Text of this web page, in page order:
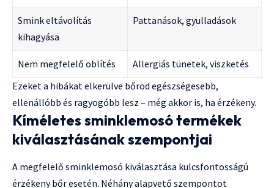
Smink eltávolítás
kihagyása
Pattanások, gyulladások
Nem megfelelő öblítés
Allergiás tünetek, viszketés
Ezeket a hibákat elkerülve bőröd egészségesebb,
ellenállóbb és ragyogóbb lesz – még akkor is, ha érzékeny.
Kíméletes sminklemosó termékek
kiválasztásának szempontjai
A megfelelő sminklemosó kiválasztása kulcsfontosságú
érzékeny bőr esetén. Néhány alapvető szempontot